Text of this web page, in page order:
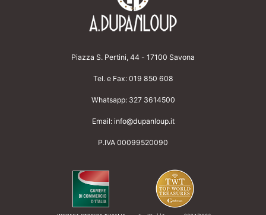
Piazza S. Pertini, 44 - 17100 Savona
Tel. e Fax: 019 850 608
Whatsapp: 327 3614500
Email: info@dupanloup.it
P.IVA 00099520090